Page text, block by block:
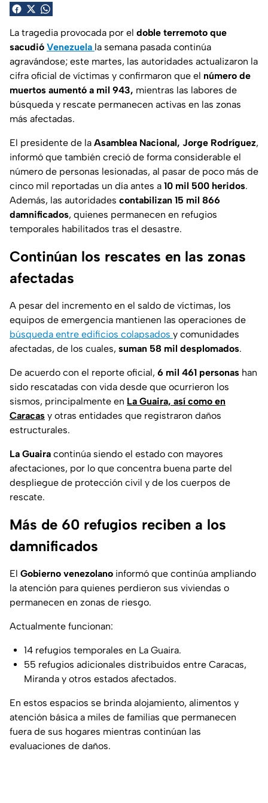
La tragedia provocada por el doble terremoto que
sacudió Venezuela la semana pasada continúa
agravándose; este martes, las autoridades actualizaron la
cifra oficial de víctimas y confirmaron que el número de
muertos aumentó a mil 943, mientras las labores de
búsqueda y rescate permanecen activas en las zonas
más afectadas.
El presidente de la Asamblea Nacional, Jorge Rodríguez,
informó que también creció de forma considerable el
número de personas lesionadas, al pasar de poco más de
cinco mil reportadas un día antes a 10 mil 500 heridos.
Además, las autoridades contabilizan 15 mil 866
damnificados, quienes permanecen en refugios
temporales habilitados tras el desastre.
Continúan los rescates en las zonas
afectadas
A pesar del incremento en el saldo de víctimas, los
equipos de emergencia mantienen las operaciones de
búsqueda entre edificios colapsados y comunidades
afectadas, de los cuales, suman 58 mil desplomados.
De acuerdo con el reporte oficial, 6 mil 461 personas han
sido rescatadas con vida desde que ocurrieron los
sismos, principalmente en La Guaira, así como en
Caracas y otras entidades que registraron daños
estructurales.
La Guaira continúa siendo el estado con mayores
afectaciones, por lo que concentra buena parte del
despliegue de protección civil y de los cuerpos de
rescate.
Más de 60 refugios reciben a los
damnificados
El Gobierno venezolano informó que continúa ampliando
la atención para quienes perdieron sus viviendas o
permanecen en zonas de riesgo.
Actualmente funcionan:
14 refugios temporales en La Guaira.
55 refugios adicionales distribuidos entre Caracas,
Miranda y otros estados afectados.
En estos espacios se brinda alojamiento, alimentos y
atención básica a miles de familias que permanecen
fuera de sus hogares mientras continúan las
evaluaciones de daños.